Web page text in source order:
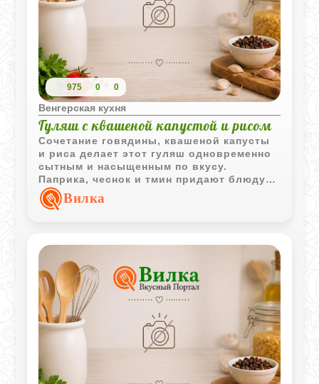
975 0 0
Венгерская кухня
Гуляш с квашеной капустой и рисом
Сочетание говядины, квашеной капусты
и риса делает этот гуляш одновременно
сытным и насыщенным по вкусу.
Паприка, чеснок и тмин придают блюду
характерный венгерский оттенок и
выразительный аромат.
Вилка